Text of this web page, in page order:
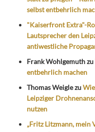
selbst entbehrlich
"Kaiserfront Extra"-
Lautsprecher den
antiwestliche
Frank Wohlgemuthzu
entbehrlich machen
Thomas Weiglezu
Leipziger
nutzen
„Fritz Litzmann, mein